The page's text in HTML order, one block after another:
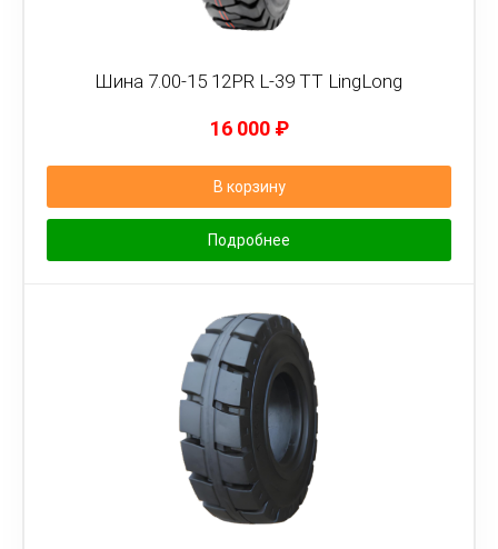
Шина 7.00-15 12PR L-39 TT LingLong
16 000 ₽
В корзину
Подробнее